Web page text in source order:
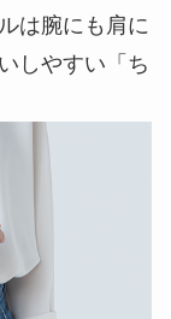
は腕にも肩に
しやすい「ち